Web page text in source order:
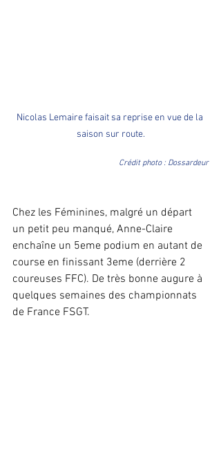
Nicolas Lemaire faisait sa reprise en vue de la
saison sur route.
Crédit photo : Dossardeur
Chez les Féminines, malgré un départ
un petit peu manqué, Anne-Claire
enchaîne un 5eme podium en autant de
course en finissant 3eme (derrière 2
coureuses FFC). De très bonne augure à
quelques semaines des championnats
de France FSGT.